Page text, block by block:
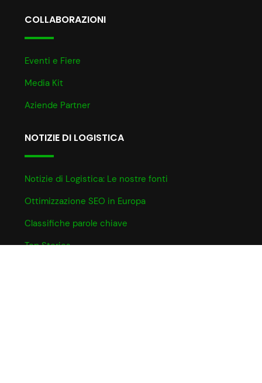
COLLABORAZIONI
Eventi e Fiere
Media Kit
Aziende Partner
NOTIZIE DI LOGISTICA
Notizie di Logistica: Le nostre fonti
Ottimizzazione SEO in Europa
Classifiche parole chiave
Top Stories